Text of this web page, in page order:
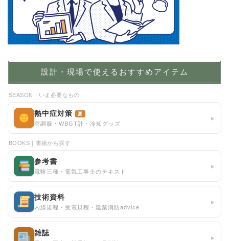
設計・現場で使えるおすすめアイテム
SEASON｜いま必要なもの
熱中症対策 夏
空調服・WBGT計・冷却グッズ
▸
BOOKS｜書籍から探す
参考書
電験三種・電気工事士のテキスト
▸
技術資料
内線規程・受電規程・建築消防advice
▸
雑誌
▸